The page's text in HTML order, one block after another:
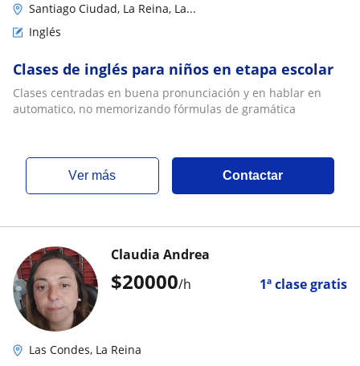
Santiago Ciudad, La Reina, La...
Inglés
Clases de inglés para niños en etapa escolar
Clases centradas en buena pronunciación y en hablar en
automatico, no memorizando fórmulas de gramática
ver más Contactar
$20000/h 1ª clase gratis
Claudia Andrea
Las Condes, La Reina